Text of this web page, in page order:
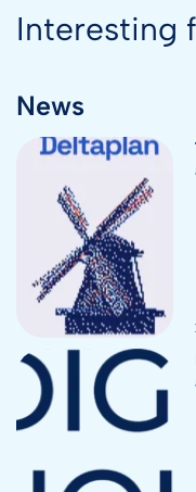
Interesting
News